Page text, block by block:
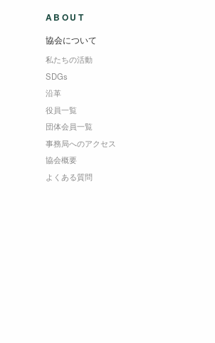
ABOUT
協会について
私たちの活動
SDGs
沿革
役員一覧
団体会員一覧
事務局へのアクセス
協会概要
よくある質問